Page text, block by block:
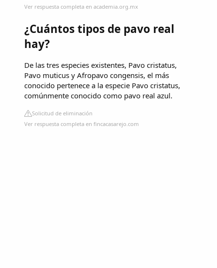
Ver respuesta completa en academia.org.mx
¿Cuántos tipos de pavo real
hay?
De las tres especies existentes, Pavo cristatus,
Pavo muticus y Afropavo congensis, el más
conocido pertenece a la especie Pavo cristatus,
comúnmente conocido como pavo real azul.
Solicitud de eliminación
Ver respuesta completa en fincacasarejo.com